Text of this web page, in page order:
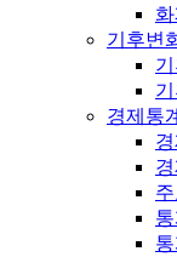
기후변
경제통계